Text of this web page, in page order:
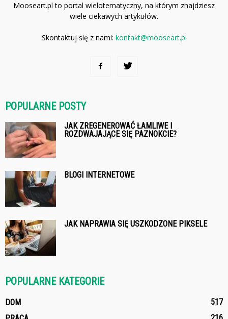
Mooseart.pl to portal wielotematyczny, na którym znajdziesz
wiele ciekawych artykułów.
Skontaktuj się z nami: kontakt@mooseart.pl
POPULARNE POSTY
JAK ZREGENEROWAĆ ŁAMLIWE I
ROZDWAJAJĄCE SIĘ PAZNOKCIE?
BLOGI INTERNETOWE
JAK NAPRAWIA SIĘ USZKODZONE PIKSELE
POPULARNE KATEGORIE
DOM
517